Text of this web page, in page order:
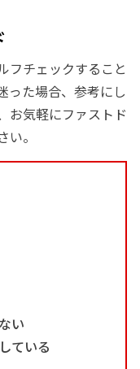
フチェックすること
った場合、参考にし
お気軽にファストド
。
い
ている